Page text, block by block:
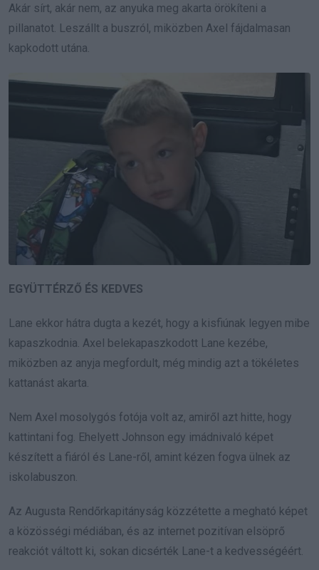
Akár sírt, akár nem, az anyuka meg akarta örökíteni a
pillanatot. Leszállt a buszról, miközben Axel fájdalmasan
kapkodott utána.
EGYÜTTÉRZŐ ÉS KEDVES
Lane ekkor hátra dugta a kezét, hogy a kisfiúnak legyen mibe
kapaszkodnia. Axel belekapaszkodott Lane kezébe,
miközben az anyja megfordult, még mindig azt a tökéletes
kattanást akarta.
Nem Axel mosolygós fotója volt az, amiről azt hitte, hogy
kattintani fog. Ehelyett Johnson egy imádnivaló képet
készített a fiáról és Lane-ről, amint kézen fogva ülnek az
iskolabuszon.
Az Augusta Rendőrkapitányság közzétette a megható képet
a közösségi médiában, és az internet pozitívan elsöprő
reakciót váltott ki, sokan dicsérték Lane-t a kedvességéért.